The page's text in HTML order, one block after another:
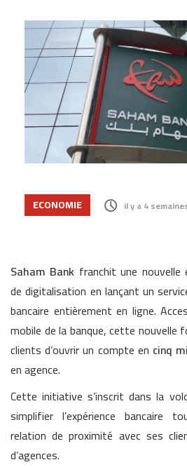
ECONOMIE il y a 4
Saham Bank franchit une
de digitalisation en lançant un
bancaire entièrement en ligne.
mobile de la banque, cette nouvelle
clients d’ouvrir un compte en cinq
en agence.
Cette initiative s’inscrit dans la
simplifier l’expérience bancaire
relation de proximité avec ses
d’agences.